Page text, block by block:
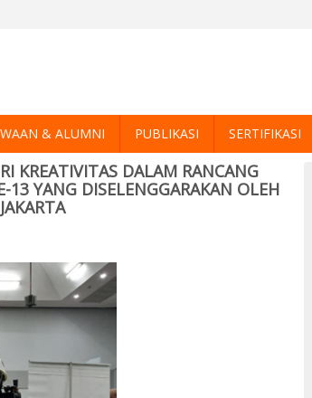
& ALUMNI PUBLIKASI SERTIFIKASI
KREATIVITAS DALAM RANCANG
YANG DISELENGGARAKAN OLEH